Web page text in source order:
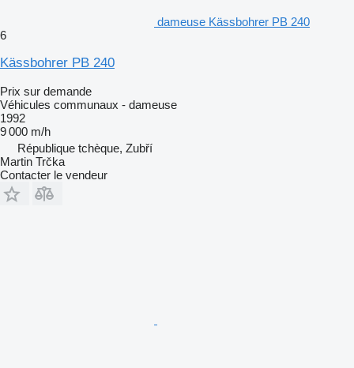
dameuse Kässbohrer PB 240
6
Kässbohrer PB 240
Prix sur demande
Véhicules communaux - dameuse
1992
9 000 m/h
République tchèque, Zubří
Martin Trčka
Contacter le vendeur